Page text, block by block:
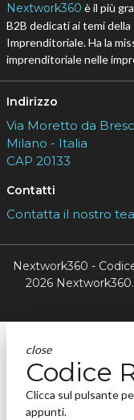
Nextwork360 è il più
B2B dedicati ai temi
Imprenditoriale. Ha la
imprenditoriale nelle
Indirizzo
Via Moretto da
Milano - Italia
CAP 20133
Contatti
Contatta il nostro
Nextwork360 -
2026
close
Codice
Clicca sul pulsante
appunti.